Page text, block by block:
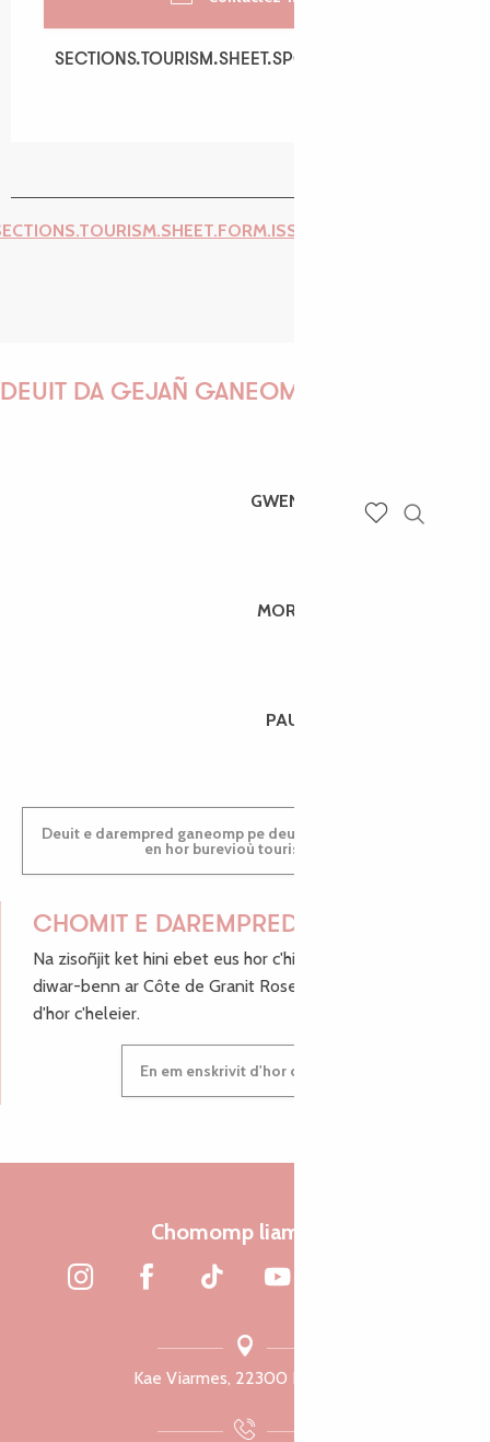
SECTIONS.TOURISM.SHEET.SPOKEN_LANGUAGES
SECTIONS.TOURISM.SHEET.SPOKEN_LANGUAGES
DEUIT DA GEJAÑ GANEOMP !
GWENAËLLE
MORGANE
PAULINE
Deuit e darempred ganeomp pe deuit da welet ac'hanomp
en hor burevioù touristerezh
CHOMIT E DAREMPRED !
Na zisoñjit ket hini ebet eus hor c'hinnigoù mat ha keleier
diwar-benn ar Côte de Granit Rose, enskrivit hoc'h anv
d'hor c'heleier.
En em enskrivit d'hor c'heleier
Chomomp liammet
Kae Viarmes, 22300 Lannuon